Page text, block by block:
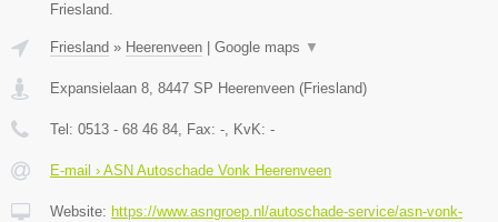
Friesland.
Friesland » Heerenveen Google maps ▼
Expansielaan 8, 8447 SP Heerenveen (Friesland)
Tel: 0513 - 68 46 84, Fax: -, KvK: -
E-mail › ASN Autoschade Vonk Heerenveen
Website: https://www.asngroep.nl/autoschade-service/asn-vonk-